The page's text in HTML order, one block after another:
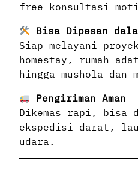
free konsultasi
Bisa Dipesan
Siap melayani
homestay, rumah
hingga mushola dan
Pengiriman Aman
Dikemas rapi, bisa
ekspedisi darat,
udara.